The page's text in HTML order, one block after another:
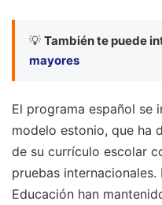
💡 También te puede
mayores
El programa español se
modelo estonio, que ha
de su currículo escolar
pruebas
Educación han